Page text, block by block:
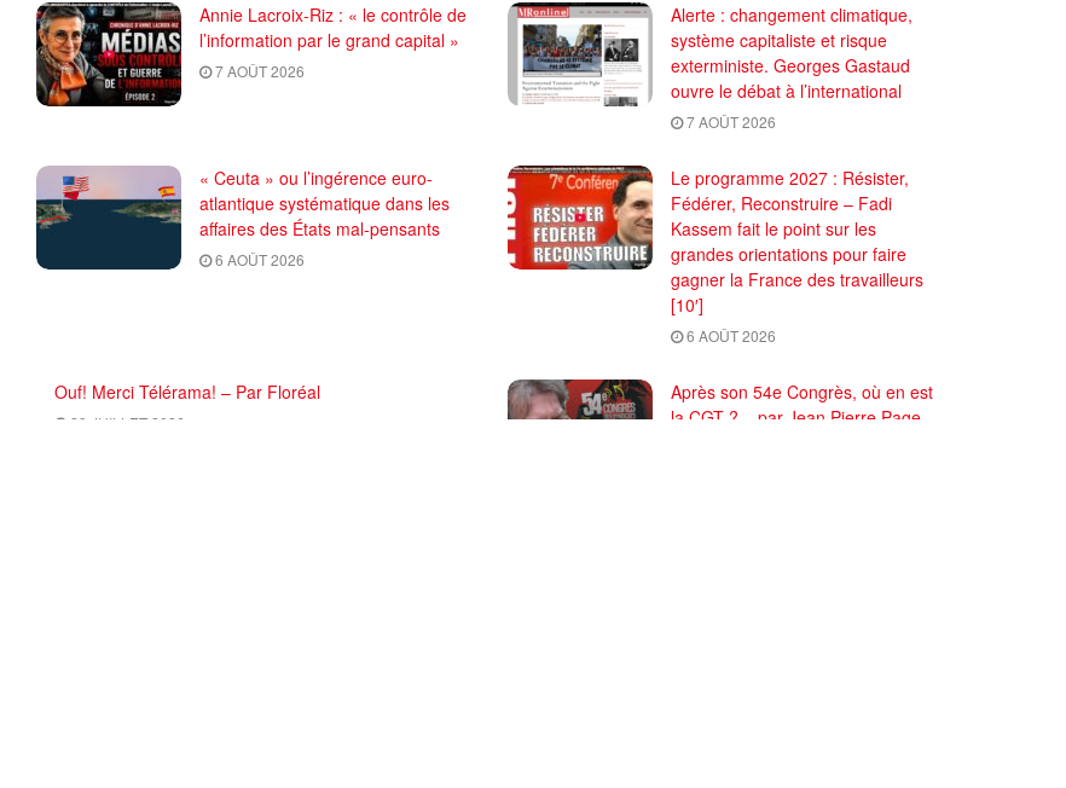
Annie Lacroix-Riz : « le contrôle de
l’information par le grand capital »
7 AOÛT 2026
Alerte : changement climatique,
système capitaliste et risque
exterministe. Georges Gastaud
ouvre le débat à l’international
7 AOÛT 2026
« Ceuta » ou l’ingérence euro-
atlantique systématique dans les
affaires des États mal-pensants
6 AOÛT 2026
Le programme 2027 : Résister,
Fédérer, Reconstruire – Fadi
Kassem fait le point sur les
grandes orientations pour faire
gagner la France des travailleurs
[10′]
6 AOÛT 2026
Ouf! Merci Télérama! – Par Floréal
29 JUILLET 2026
Après son 54e Congrès, où en est
la CGT ? – par Jean Pierre Page